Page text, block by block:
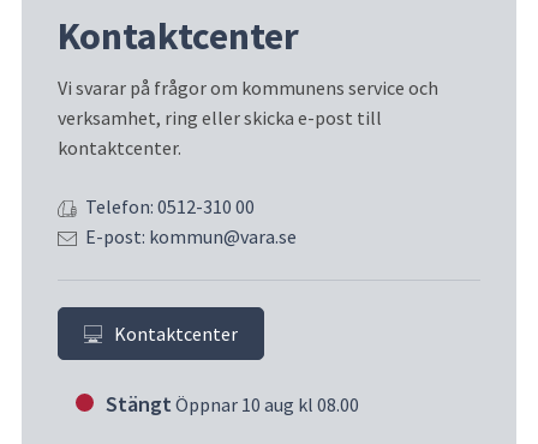
Kontaktcenter
Vi svarar på frågor om kommunens service och
verksamhet, ring eller skicka e-post till
kontaktcenter.
Telefon: 0512-310 00
E-post: kommun@vara.se
Kontaktcenter
Stängt Öppnar 10 aug kl 08.00